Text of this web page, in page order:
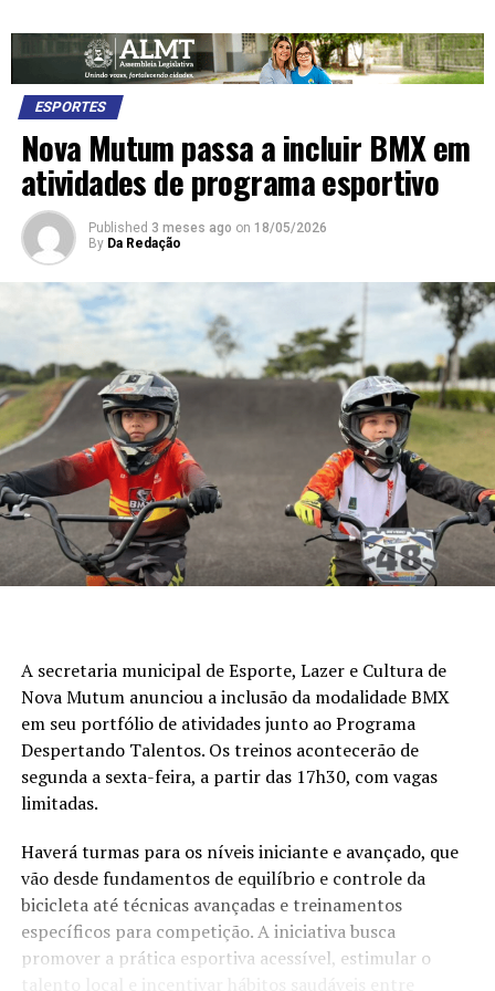
ESPORTES
Nova Mutum passa a incluir BMX em
atividades de programa esportivo
Published 3 meses ago on 18/05/2026
By Da Redação
A secretaria municipal de Esporte, Lazer e Cultura de
Nova Mutum anunciou a inclusão da modalidade BMX
em seu portfólio de atividades junto ao Programa
Despertando Talentos. Os treinos acontecerão de
segunda a sexta-feira, a partir das 17h30, com vagas
limitadas.
Haverá turmas para os níveis iniciante e avançado, que
vão desde fundamentos de equilíbrio e controle da
bicicleta até técnicas avançadas e treinamentos
específicos para competição. A iniciativa busca
promover a prática esportiva acessível, estimular o